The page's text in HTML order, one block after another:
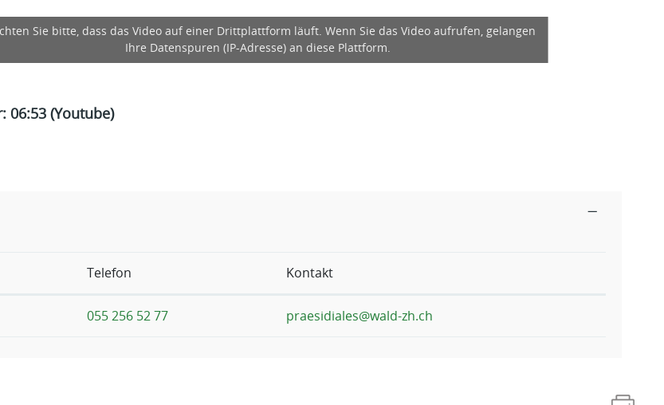
Sie bitte, dass das Video auf einer Drittplattform läuft. Wenn Sie das Video aufrufen, gelangen
Ihre Datenspuren (IP-Adresse) an diese Plattform.
06:53 (Youtube)
Link wird in einem neuen Fenster geöffnet.
Telefon Kontakt
055 256 52 77 praesidiales@wald-zh.ch